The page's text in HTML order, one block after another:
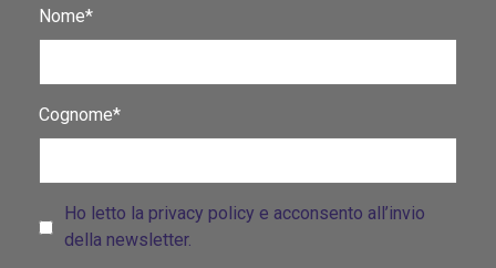
Nome*
Cognome*
Ho letto la privacy policy e acconsento all’invio
della newsletter.